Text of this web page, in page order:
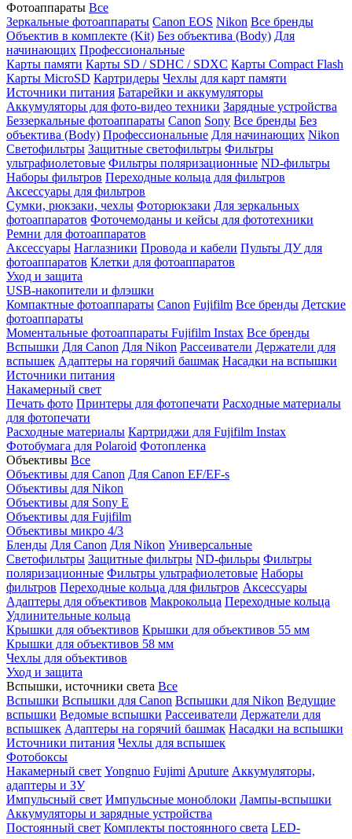
Фотоаппараты Все
Зеркальные фотоаппараты Canon EOS Nikon Все бренды
Объектив в комплекте (Kit) Без объектива (Body) Для
начинающих Профессиональные
Карты памяти Карты SD / SDHC / SDXC Карты Compact Flash
Карты MicroSD Картридеры Чехлы для карт памяти
Источники питания Батарейки и аккумуляторы
Аккумуляторы для фото-видео техники Зарядные устройства
Беззеркальные фотоаппараты Canon Sony Все бренды Без
объектива (Body) Профессиональные Для начинающих Nikon
Светофильтры Защитные светофильтры Фильтры
ультрафиолетовые Фильтры поляризационные ND-фильтры
Наборы фильтров Переходные кольца для фильтров
Аксессуары для фильтров
Сумки, рюкзаки, чехлы Фоторюкзаки Для зеркальных
фотоаппаратов Фоточемоданы и кейсы для фототехники
Ремни для фотоаппаратов
Аксессуары Наглазники Провода и кабели Пульты ДУ для
фотоаппаратов Клетки для фотоаппаратов
Уход и защита
USB-накопители и флэшки
Компактные фотоаппараты Canon Fujifilm Все бренды Детские
фотоаппараты
Моментальные фотоаппараты Fujifilm Instax Все бренды
Вспышки Для Canon Для Nikon Рассеиватели Держатели для
вспышек Адаптеры на горячий башмак Насадки на вспышки
Источники питания
Накамерный свет
Печать фото Принтеры для фотопечати Расходные материалы
для фотопечати
Расходные материалы Картриджи для Fujifilm Instax
Фотобумага для Polaroid Фотопленка
Объективы Все
Объективы для Canon Для Canon EF/EF-s
Объективы для Nikon
Объективы для Sony E
Объективы для Fujifilm
Объективы микро 4/3
Бленды Для Canon Для Nikon Универсальные
Светофильтры Защитные фильтры ND-фильры Фильтры
поляризационные Фильтры ультрафиолетовые Наборы
фильтров Переходные кольца для фильтров Аксессуары
Адаптеры для объективов Макрокольца Переходные кольца
Удлинительные кольца
Крышки для объективов Крышки для объективов 55 мм
Крышки для объективов 58 мм
Чехлы для объективов
Уход и защита
Вспышки, источники света Все
Вспышки Вспышки для Canon Вспышки для Nikon Ведущие
вспышки Ведомые вспышки Рассеиватели Держатели для
вспышкек Адаптеры на горячий башмак Насадки на вспышки
Источники питания Чехлы для вспышек
Фотобоксы
Накамерный свет Yongnuo Fujimi Aputure Аккумуляторы,
адаптеры и ЗУ
Импульсный свет Импульсные моноблоки Лампы-вспышки
Аккумуляторы и зарядные устройства
Постоянный свет Комплекты постоянного света LED-